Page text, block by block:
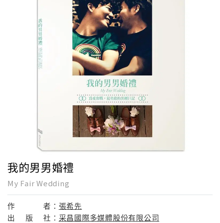
我的男男婚禮
My Fair Wedding
作 者： 張希先
出
版 社： 采昌國際多媒體股份有限公司